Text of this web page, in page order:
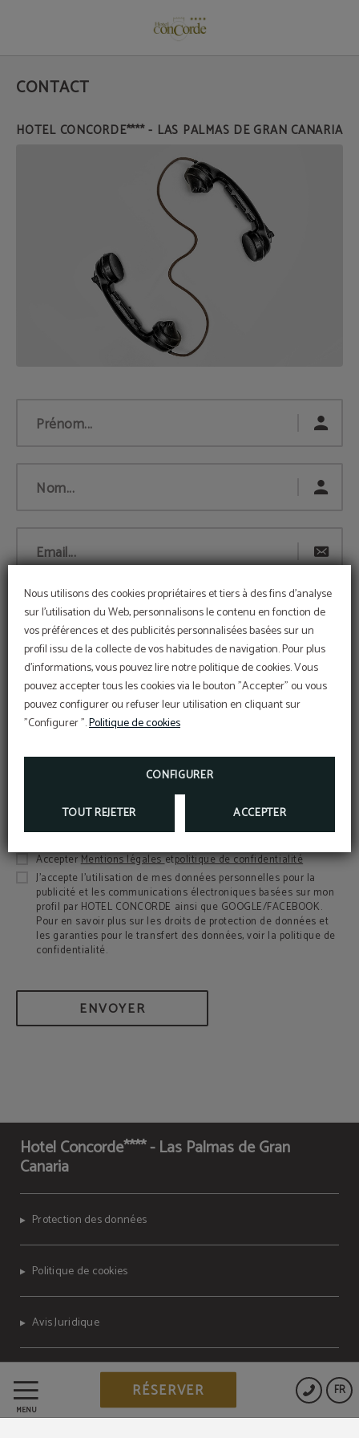
Nous utilisons des cookies propriétaires et tiers à des fins d'analyse
sur l'utilisation du Web, personnalisons le contenu en fonction de
vos préférences et des publicités personnalisées basées sur un
profil issu de la collecte de vos habitudes de navigation. Pour plus
d'informations, vous pouvez lire notre politique de cookies. Vous
pouvez accepter tous les cookies via le bouton "Accepter" ou vous
pouvez configurer ou refuser leur utilisation en cliquant sur
"Configurer ".Politique de cookies
CONFIGURER
TOUT REJETER ACCEPTER
MENU
FR
RÉSERVER
CONTACT
Prénom...
Nom...
Email...
Téléphone...
Commentaires...
AccepterMentions légalesetpolitique de confidentialité
J’accepte l’utilisation de mes données personnelles pour la
publicité et les communications électroniques basées sur mon
profil par HOTEL CONCORDE ainsi que GOOGLE/FACEBOOK.
Pour en savoir plus sur les droits de protection de données et
les garanties pour le transfert des données, voir la politique de
confidentialité.
ENVOYER
Hotel Concorde**** - Las Palmas de Gran
Canaria
Protection des données
Politique de cookies
Avis Juridique
Powered by Keytel
Achat sécurisé